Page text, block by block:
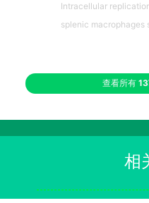
Intracellular
splenic macrophages
查看所有
相